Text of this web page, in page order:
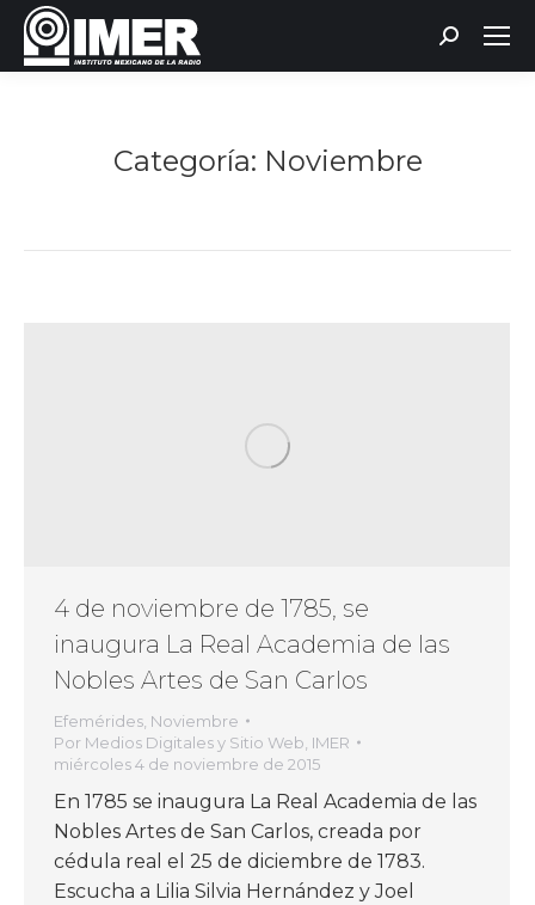
Buscar:
Categoría: Noviembre
4 de noviembre de 1785, se
inaugura La Real Academia de las
Nobles Artes de San Carlos
Efemérides Noviembre
Por Medios Digitales y Sitio Web, IMER
miércoles 4 de noviembre de 2015
En 1785 se inaugura La Real Academia de las
Nobles Artes de San Carlos, creada por
cédula real el 25 de diciembre de 1783.
Escucha a Lilia Silvia Hernández y Joel